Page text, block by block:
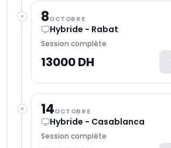
8OCTOBRE
Hybride - Rabat
Session complète
13000 DH
14OCTOBRE
Hybride - Casablanca
Session complète